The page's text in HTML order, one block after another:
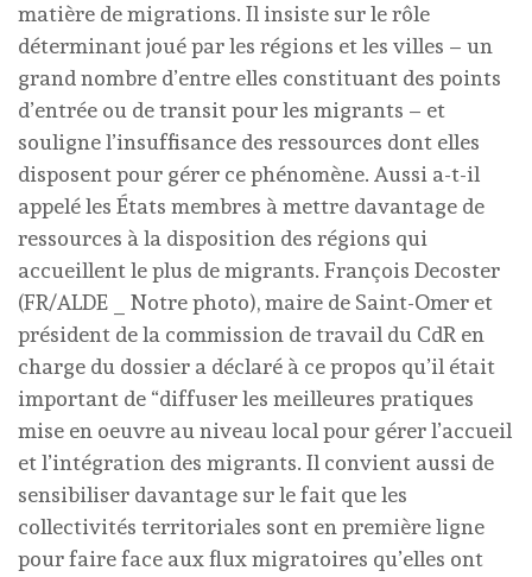
matière de migrations. Il insiste sur le rôle
déterminant joué par les régions et les villes – un
grand nombre d’entre elles constituant des points
d’entrée ou de transit pour les migrants – et
souligne l’insuffisance des ressources dont elles
disposent pour gérer ce phénomène. Aussi a-t-il
appelé les États membres à mettre davantage de
ressources à la disposition des régions qui
accueillent le plus de migrants. François Decoster
(FR/ALDE _ Notre photo), maire de Saint-Omer et
président de la commission de travail du CdR en
charge du dossier a déclaré à ce propos qu’il était
important de “diffuser les meilleures pratiques
mise en oeuvre au niveau local pour gérer l’accueil
et l’intégration des migrants. Il convient aussi de
sensibiliser davantage sur le fait que les
collectivités territoriales sont en première ligne
pour faire face aux flux migratoires qu’elles ont